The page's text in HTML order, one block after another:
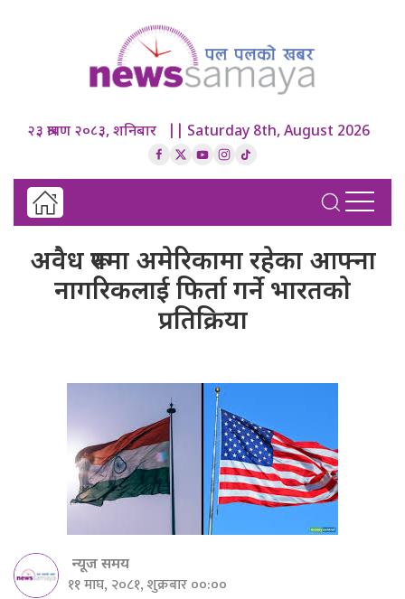
२३ श्रावण २०८३, शनिबार || Saturday 8th, August 2026
अवैध रूपमा अमेरिकामा रहेका आफ्ना
नागरिकलाई फिर्ता गर्ने भारतकाे
प्रतिक्रिया
न्यूज समय
११ माघ, २०८१, शुक्रबार ००:००